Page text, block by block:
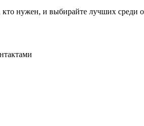
нужен, и выбирайте лучших среди